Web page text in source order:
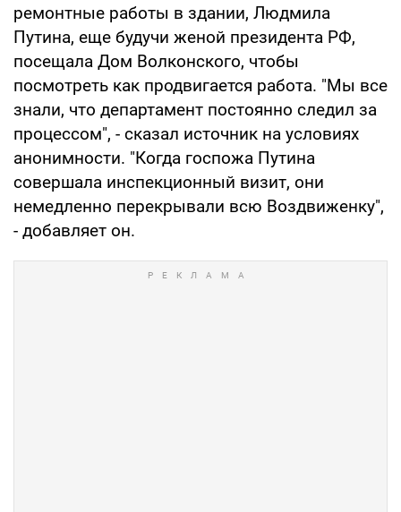
ремонтные работы в здании, Людмила
Путина, еще будучи женой президента РФ,
посещала Дом Волконского, чтобы
посмотреть как продвигается работа. "Мы все
знали, что департамент постоянно следил за
процессом", - сказал источник на условиях
анонимности. "Когда госпожа Путина
совершала инспекционный визит, они
немедленно перекрывали всю Воздвиженку",
- добавляет он.